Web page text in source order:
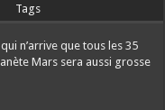
Tags
n’arrive que tous les 35
Mars sera aussi grosse